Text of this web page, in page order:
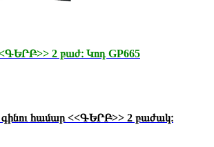
2 բաժ։ Կոդ GP665
գինու համար <<ԳԵՐԲ>> 2 բաժակ։